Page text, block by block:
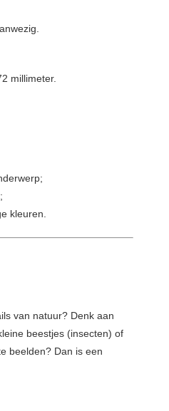
millimeter.
kleuren.
van natuur? Denk aan
beestjes (insecten) of
beelden? Dan is een